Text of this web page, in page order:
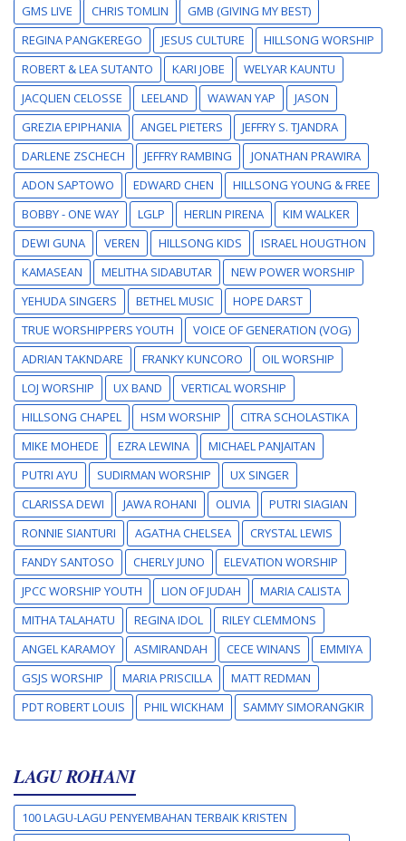
GMS LIVE
CHRIS TOMLIN
GMB (GIVING MY BEST)
REGINA PANGKEREGO
JESUS CULTURE
HILLSONG WORSHIP
ROBERT & LEA SUTANTO
KARI JOBE
WELYAR KAUNTU
JACQLIEN CELOSSE
LEELAND WAWAN YAP
JASON
GREZIA EPIPHANIA
ANGEL PIETERS
JEFFRY S. TJANDRA
DARLENE ZSCHECH
JEFFRY RAMBING
JONATHAN PRAWIRA
ADON SAPTOWO
EDWARD CHEN
HILLSONG YOUNG & FREE
BOBBY - ONE WAY
LGLP HERLIN PIRENA
KIM WALKER
DEWI GUNA
VEREN HILLSONG KIDS
ISRAEL HOUGTHON
KAMASEAN
MELITHA SIDABUTAR
NEW POWER WORSHIP
YEHUDA SINGERS
BETHEL MUSIC
HOPE DARST
TRUE WORSHIPPERS YOUTH
VOICE OF GENERATION (VOG)
ADRIAN TAKNDARE
FRANKY KUNCORO
OIL WORSHIP
LOJ WORSHIP
UX BAND
VERTICAL WORSHIP
HILLSONG CHAPEL
HSM WORSHIP
CITRA SCHOLASTIKA
MIKE MOHEDE
EZRA LEWINA
MICHAEL PANJAITAN
PUTRI AYU
SUDIRMAN WORSHIP
UX SINGER
CLARISSA DEWI
JAWA ROHANI OLIVIA
PUTRI SIAGIAN
RONNIE SIANTURI
AGATHA CHELSEA
CRYSTAL LEWIS
FANDY SANTOSO
CHERLY JUNO
ELEVATION WORSHIP
JPCC WORSHIP YOUTH
LION OF JUDAH
MARIA CALISTA
MITHA TALAHATU
REGINA IDOL
RILEY CLEMMONS
ANGEL KARAMOY
ASMIRANDAH CECE WINANS
EMMIYA
GSJS WORSHIP
MARIA PRISCILLA
MATT REDMAN
PDT ROBERT LOUIS
PHIL WICKHAM SAMMY SIMORANGKIR
LAGU ROHANI
100 LAGU-LAGU PENYEMBAHAN TERBAIK KRISTEN